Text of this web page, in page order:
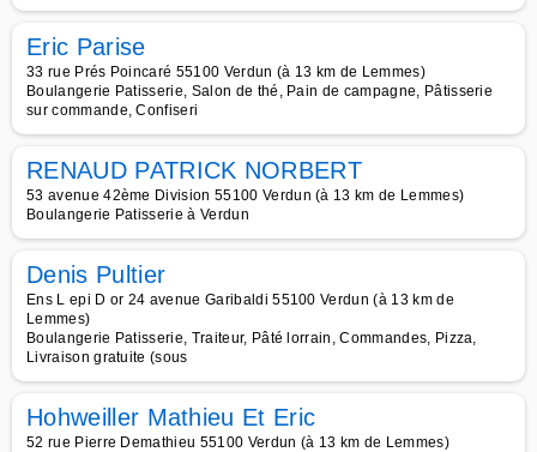
Eric Parise
33 rue Prés Poincaré 55100 Verdun (à 13 km de Lemmes)
Boulangerie Patisserie, Salon de thé, Pain de campagne, Pâtisserie
sur commande, Confiseri
RENAUD PATRICK NORBERT
53 avenue 42ème Division 55100 Verdun (à 13 km de Lemmes)
Boulangerie Patisserie à Verdun
Denis Pultier
Ens L epi D or 24 avenue Garibaldi 55100 Verdun (à 13 km de
Lemmes)
Boulangerie Patisserie, Traiteur, Pâté lorrain, Commandes, Pizza,
Livraison gratuite (sous
Hohweiller Mathieu Et Eric
52 rue Pierre Demathieu 55100 Verdun (à 13 km de Lemmes)